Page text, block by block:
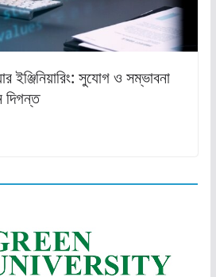
ইঞ্জিনিয়ারিং: সুযোগ ও সম্ভাবনা
দিগন্ত